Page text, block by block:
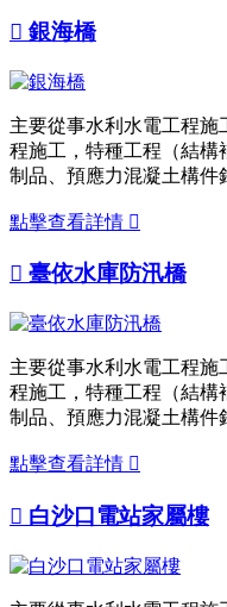
 銀海橋
主要從事水利水電工程施
程施工，特種工程（結構
制品、預應力混凝土構件
點擊查看詳情 
 臺依水庫防汛橋
主要從事水利水電工程施
程施工，特種工程（結構
制品、預應力混凝土構件
點擊查看詳情 
 白沙口電站家屬樓